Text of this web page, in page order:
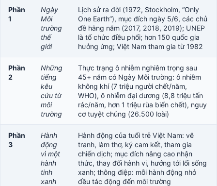
Phần
1
Ngày
Môi
trường
thế
giới
Lịch sử ra đời (1972, Stockholm, “Only
One Earth”), mục đích ngày 5/6, các chủ
đề hằng năm (2017, 2018, 2019); UNEP
là tổ chức điều phối; hơn 150 quốc gia
hưởng ứng; Việt Nam tham gia từ 1982
Phần
2
Những
tiếng
kêu
cứu từ
môi
trường
Thực trạng ô nhiễm nghiêm trọng sau
45+ năm có Ngày Môi trường: ô nhiễm
không khí (7 triệu người chết/năm,
WHO), ô nhiễm đại dương (8,8 triệu tấn
rác/năm, hơn 1 triệu rùa biển chết), nguy
cơ tuyệt chủng (26.500 loài)
Phần
3
Hành
động
vì một
hành
tinh
xanh
Hành động của tuổi trẻ Việt Nam: vẽ
tranh, làm thơ, ký cam kết, tham gia
chiến dịch; mục đích nâng cao nhận
thức, thay đổi hành vi, hướng tới lối sống
xanh; thông điệp: mỗi hành động nhỏ
đều tác động đến môi trường